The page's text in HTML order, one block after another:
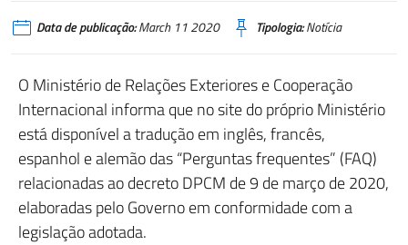
Data de publicação:March 11 2020 Tipologia:Notícia
O Ministério de Relações Exteriores e Cooperação
Internacional informa que no site do próprio Ministério
está disponível a tradução em inglês, francês,
espanhol e alemão das “Perguntas frequentes” (FAQ)
relacionadas ao decreto DPCM de 9 de março de 2020,
elaboradas pelo Governo em conformidade com a
legislação adotada.